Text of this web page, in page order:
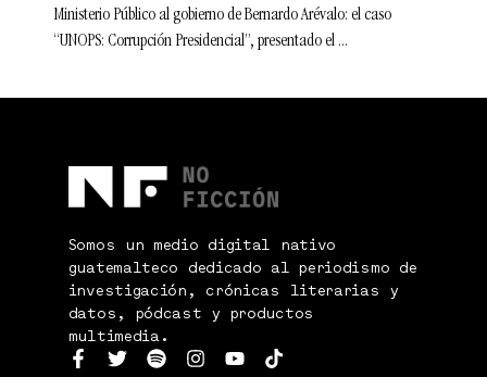
Ministerio Público al gobierno de Bernardo Arévalo: el caso
“UNOPS: Corrupción Presidencial”, presentado el
Somos un medio digital nativo
guatemalteco dedicado al periodismo de
investigación, crónicas literarias y
datos, pódcast y productos
multimedia.